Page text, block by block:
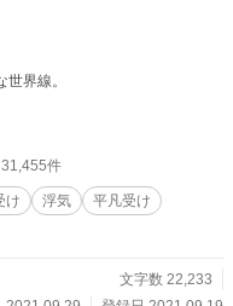
界線。
件
け 浮気
平凡受け
文字数 22,233